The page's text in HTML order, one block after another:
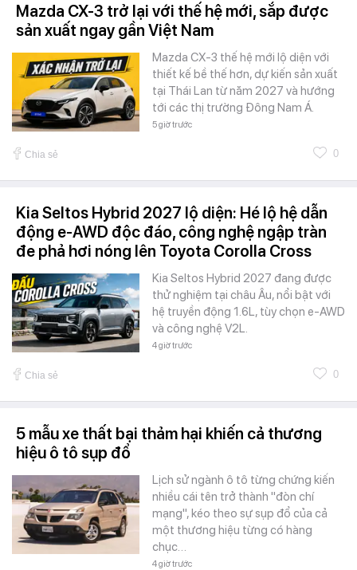
Mazda CX-3 trở lại với thế hệ mới, sắp được
sản xuất ngay gần Việt Nam
Mazda CX-3 thế hệ mới lộ diện với
thiết kế bề thế hơn, dự kiến sản xuất
tại Thái Lan từ năm 2027 và hướng
tới các thị trường Đông Nam Á.
5 giờ trước
Chia sẻ 0
Kia Seltos Hybrid 2027 lộ diện: Hé lộ hệ dẫn
động e-AWD độc đáo, công nghệ ngập tràn
đe phả hơi nóng lên Toyota Corolla Cross
Kia Seltos Hybrid 2027 đang được
thử nghiệm tại châu Âu, nổi bật với
hệ truyền động 1.6L, tùy chọn e-AWD
và công nghệ V2L.
4 giờ trước
Chia sẻ 0
5 mẫu xe thất bại thảm hại khiến cả thương
hiệu ô tô sụp đổ
Lịch sử ngành ô tô từng chứng kiến
nhiều cái tên trở thành "đòn chí
mạng", kéo theo sự sụp đổ của cả
một thương hiệu từng có hàng
chục…
4 giờ trước